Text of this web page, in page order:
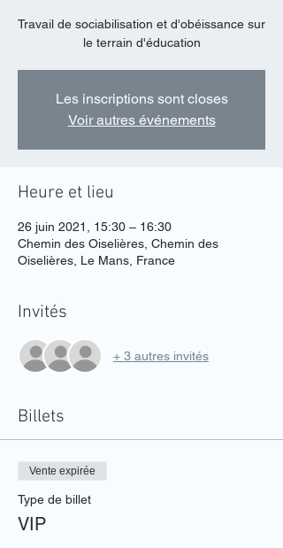
Travail de sociabilisation et d'obéissance sur
le terrain d'éducation
Les inscriptions sont closes
Voir autres événements
Heure et lieu
26 juin 2021, 15:30 – 16:30
Chemin des Oiselières, Chemin des
Oiselières, Le Mans, France
Invités
+ 3 autres invités
Billets
Vente expirée
Type de billet
VIP